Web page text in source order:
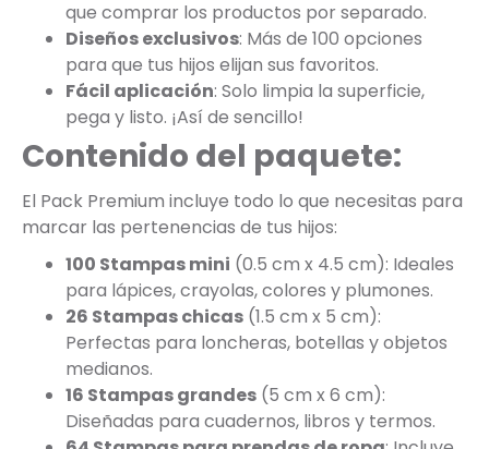
que comprar los productos por separado.
Diseños exclusivos: Más de 100 opciones
para que tus hijos elijan sus favoritos.
Fácil aplicación: Solo limpia la superficie,
pega y listo. ¡Así de sencillo!
Contenido del paquete:
El Pack Premium incluye todo lo que necesitas para
marcar las pertenencias de tus hijos:
100 Stampas mini (0.5 cm x 4.5 cm): Ideales
para lápices, crayolas, colores y plumones.
26 Stampas chicas (1.5 cm x 5 cm):
Perfectas para loncheras, botellas y objetos
medianos.
16 Stampas grandes (5 cm x 6 cm):
Diseñadas para cuadernos, libros y termos.